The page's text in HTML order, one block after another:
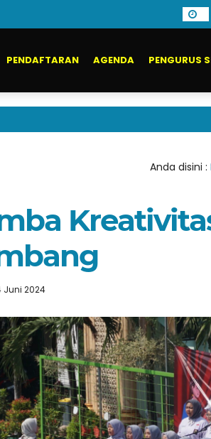
PENDAFTARAN AGENDA PENGURUS
Anda disini :
Juni 2024